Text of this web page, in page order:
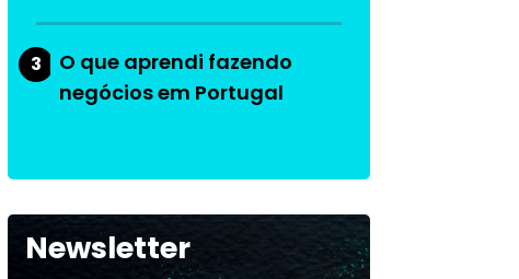
3
O que aprendi fazendo
negócios em Portugal
Newsletter